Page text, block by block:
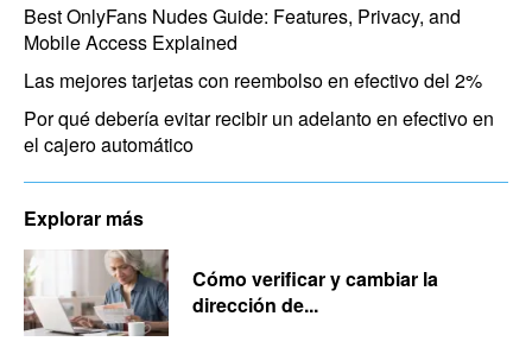
Best OnlyFans Nudes Guide: Features, Privacy, and
Mobile Access Explained
Las mejores tarjetas con reembolso en efectivo del 2%
Por qué debería evitar recibir un adelanto en efectivo en
el cajero automático
Explorar más
Cómo verificar y cambiar la
dirección de...